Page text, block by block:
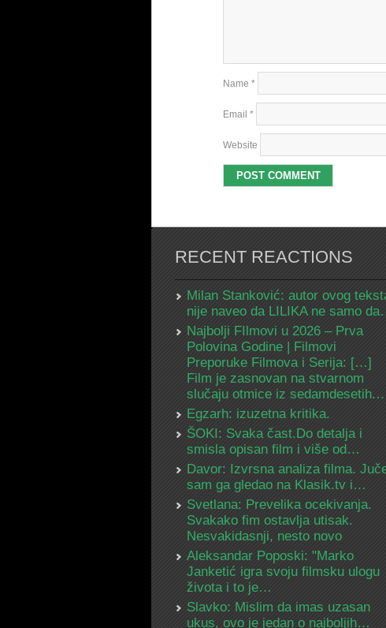
Name *
Email *
Website
RECENT REACTIONS
Milan Stanković: autor ovog
nije naveo da LILIKA ne samo
Najbolji FIlmovi u 2026 – Prva
Polovina Godine | Filmovi
Preporuke Filmova i Serija: […]
Film je zasnovan na stvarnom
slučaju otmice iz
Egzarh: izuzetna kritika.
ŠOKI: Svaka čast.Do detalja i
smisla opisan film i više od…
Davor: Izvrsna analiza filma.
sam ga gledao na Klasik.tv i…
Svetlana: Prevelika ocekivanja.
Svakako fim ostavlja utisak.
Nesvakidasnji, nesto novo
Aleksandar Poposki: "Marko
Janketić igra svoju filmsku ulogu
života i to je…
Slavko: Mislim da imas uzasan
ukus, ovo je jedan o najboljih…